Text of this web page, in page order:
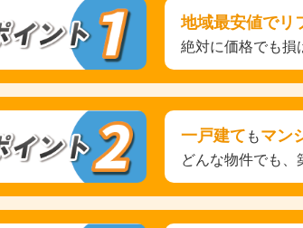
地域最安値でリ
絶対に価格でも損
一戸建て もマン
どんな物件でも、